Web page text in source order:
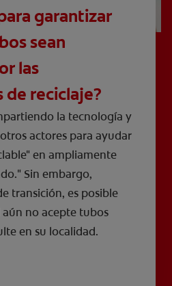
garantizar
sean
las
de reciclaje?
la tecnología y
actores para ayudar
en ampliamente
Sin embargo,
transición, es posible
no acepte tubos
en su localidad.